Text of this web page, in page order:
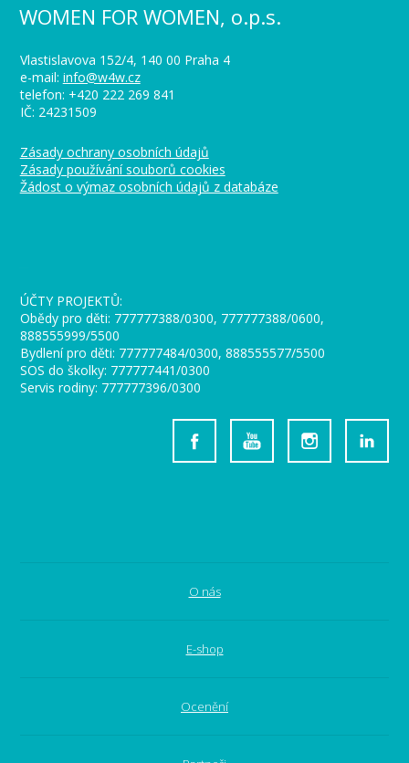
WOMEN FOR WOMEN, o.p.s.
Vlastislavova 152/4, 140 00 Praha 4
e-mail: info@w4w.cz
telefon: +420 222 269 841
IČ: 24231509
Zásady ochrany osobních údajů
Zásady používání souborů cookies
Žádost o výmaz osobních údajů z databáze
ÚČTY PROJEKTŮ:
Obědy pro děti: 777777388/0300, 777777388/0600,
888555999/5500
Bydlení pro děti: 777777484/0300, 888555577/5500
SOS do školky: 777777441/0300
Servis rodiny: 777777396/0300
O nás
E-shop
Ocenění